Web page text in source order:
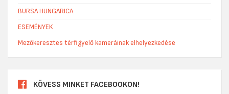
BURSA HUNGARICA
ESEMÉNYEK
Mezőkeresztes térfigyelő kameráinak elhelyezkedése
KÖVESS MINKET FACEBOOKON!